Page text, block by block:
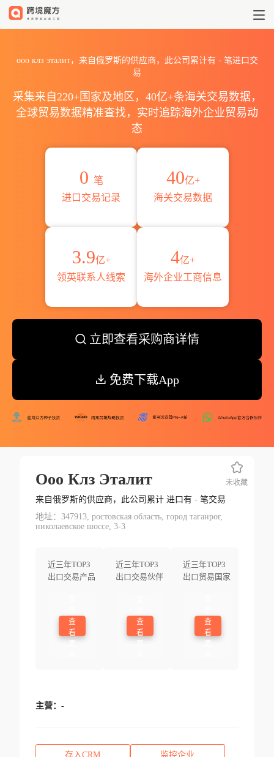
ооо клз эталит，来自俄罗斯的供应商，此公司累计有 -笔进口交
易
采集来自220+国家及地区，40亿+条海关交易数据，
全球贸易数据精准查找，实时追踪海外企业贸易动
态
0 笔
进口交易记录
40亿+
海关交易数据
3.9亿+
领英联系人线索
4亿+
海外企业工商信息
立即查看采购商详情
免费下载App
Ооо Клз Эталит
来自俄罗斯的供应商，此公司累计 进口有 -笔交易
地址：347913, ростовская область, город таганрог,
николаевское шоссе, 3-3
近三年TOP3
出口交易产品
查
看
近三年TOP3
出口交易伙伴
查
看
近三年TOP3
出口贸易国家
查
看
未收藏
主营： -
存入CRM 监控企业